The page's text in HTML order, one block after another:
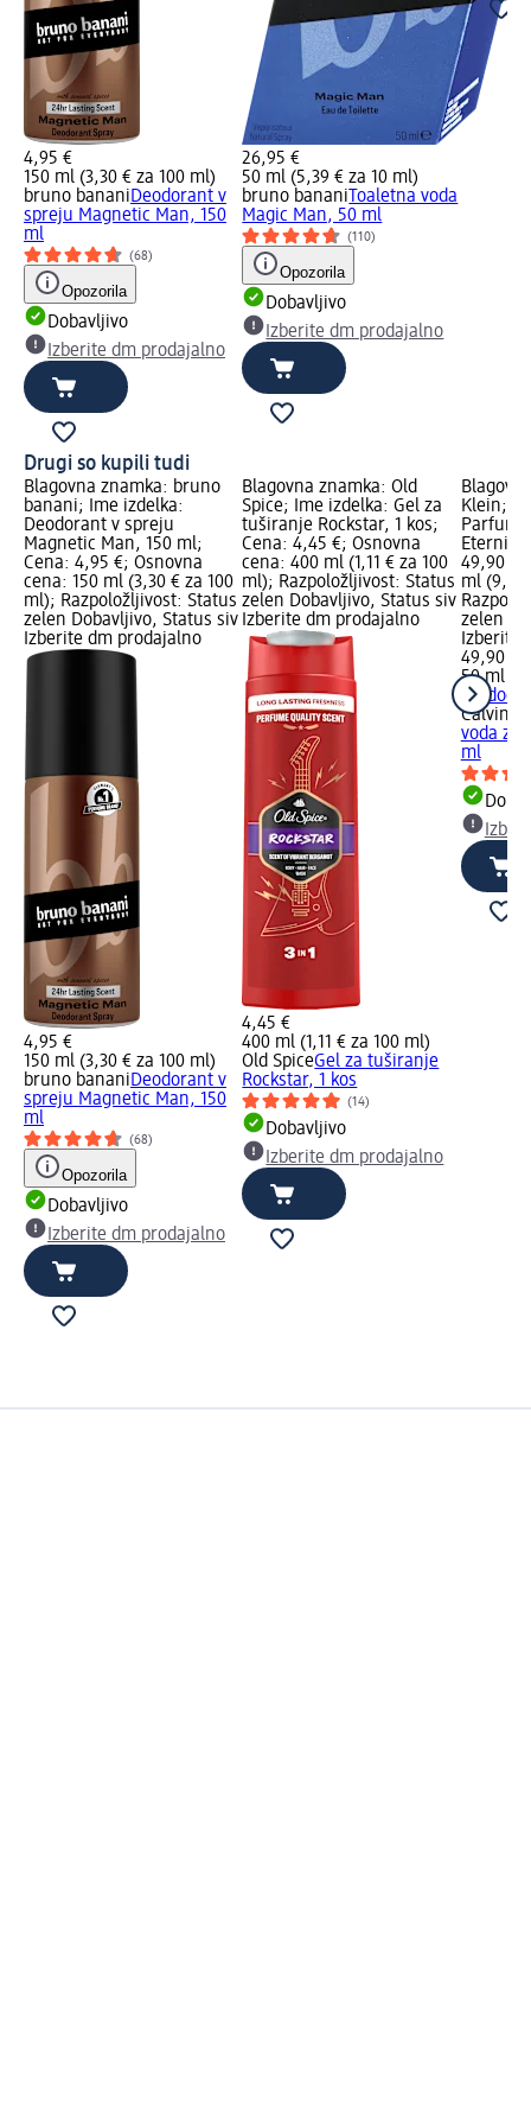
4,95 €
150 ml (3,30 € za 100 ml)
bruno bananiDeodorant v
spreju Magnetic Man, 150
ml
(68)
Opozorila
Dobavljivo
Izberite dm prodajalno
26,95 €
50 ml (5,39 € za 10 ml)
bruno banani Toaletna voda
Magic Man, 50 ml
(110)
Opozorila
Dobavljivo
Izberite dm prodajalno
Drugi so kupili tudi
Blagovna znamka: bruno
banani; Ime izdelka:
Deodorant v spreju
Magnetic Man, 150 ml;
Cena: 4,95 €; Osnovna
cena: 150 ml (3,30 € za 100
ml); Razpoložljivost: Status
zelen Dobavljivo, Status siv
Izberite dm prodajalno
4,95 €
150 ml (3,30 € za 100 ml)
bruno bananiDeodorant v
spreju Magnetic Man, 150
ml
(68)
Opozorila
Dobavljivo
Izberite dm prodajalno
Blagovna znamka: Old
Spice; Ime izdelka: Gel za
tuširanje Rockstar, 1 kos;
Cena: 4,45 €; Osnovna
cena: 400 ml (1,11 € za 100
ml); Razpoložljivost: Status
zelen Dobavljivo, Status siv
Izberite dm prodajalno
4,45 €
400 ml (1,11 € za 100 ml)
Old SpiceGel za tuširanje
Rockstar, 1 kos
(14)
Dobavljivo
Izberite dm prodajalno
Klein;
49,90 €;
ml (9,98
zelen
Izberite
49,90 €
50 ml
+ 1
Calvin
voda za
ml